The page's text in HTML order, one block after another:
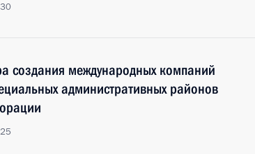
создания международных компаний
административных районов